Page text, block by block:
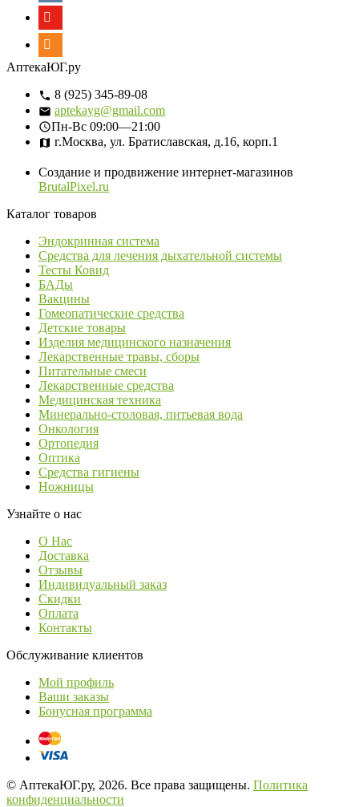
АптекаЮГ.ру
8 (925) 345-89-08
aptekayg@gmail.com
Пн-Вс 09:00—21:00
г.Москва, ул. Братиславская, д.16, корп.1
Создание и продвижение интернет-магазинов
BrutalPixel.ru
Каталог товаров
Эндокринная система
Средства для лечения дыхательной системы
Тесты Ковид
БАДы
Вакцины
Гомеопатические средства
Детские товары
Изделия медицинского назначения
Лекарственные травы, сборы
Питательные смеси
Лекарственные средства
Медицинская техника
Минерально-столовая, питьевая вода
Онкология
Ортопедия
Оптика
Средства гигиены
Ножницы
Узнайте о нас
О Нас
Доставка
Отзывы
Индивидуальный заказ
Скидки
Оплата
Контакты
Обслуживание клиентов
Мой профиль
Ваши заказы
Бонусная программа
© АптекаЮГ.ру, 2026. Все права защищены. Политика
конфиденциальности